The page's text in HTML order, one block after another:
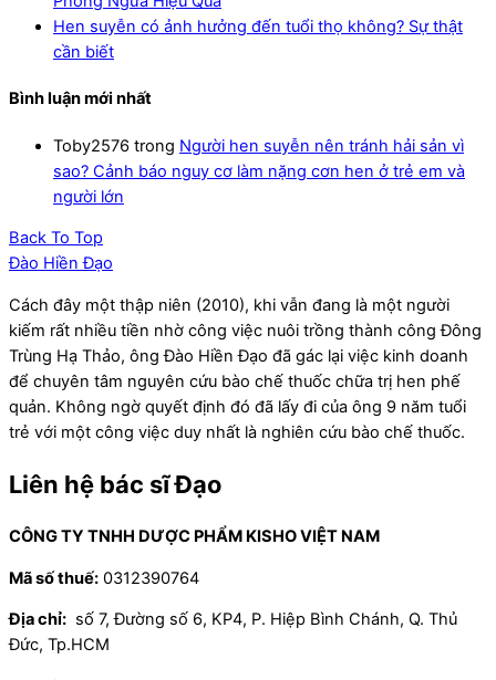
Hen suyễn có ảnh hưởng đến tuổi thọ không? Sự thật
cần biết
Bình luận mới nhất
Toby2576 trong Người hen suyễn nên tránh hải sản vì
sao? Cảnh báo nguy cơ làm nặng cơn hen ở trẻ em và
người lớn
Back To Top
Đào Hiền Đạo
Cách đây một thập niên (2010), khi vẫn đang là một người
kiếm rất nhiều tiền nhờ công việc nuôi trồng thành công Đông
Trùng Hạ Thảo, ông Đào Hiền Đạo đã gác lại việc kinh doanh
để chuyên tâm nguyên cứu bào chế thuốc chữa trị hen phế
quản. Không ngờ quyết định đó đã lấy đi của ông 9 năm tuổi
trẻ với một công việc duy nhất là nghiên cứu bào chế thuốc.
Liên hệ bác sĩ Đạo
CÔNG TY TNHH DƯỢC PHẨM KISHO VIỆT NAM
Mã số thuế: 0312390764
Địa chỉ: số 7, Đường số 6, KP4, P. Hiệp Bình Chánh, Q. Thủ
Đức, Tp.HCM